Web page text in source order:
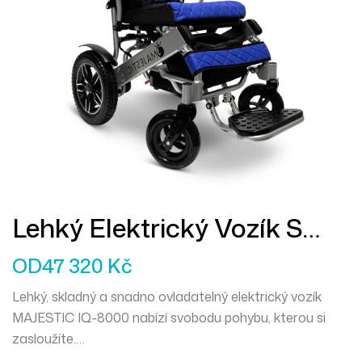
Lehký Elektrický Vozík S
Dálkovým Ovládáním
MAJESTIC IQ-8000
OD47 320 Kč
Lehký, skladný a snadno ovladatelný elektrický vozík
MAJESTIC IQ-8000 nabízí svobodu pohybu, kterou si
zasloužíte.